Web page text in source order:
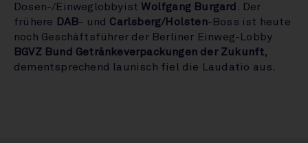
Dosen-/Einweglobbyist Wolfgang Burgard . Der
frühere
DAB- und Carlsberg/Holsten-Boss ist heute
noch Geschäftsführer der Berliner Einweg-Lobby
BGVZ Bund Getränkeverpackungen der Zukunft,
dementsprechend launisch fiel die Laudatio aus.